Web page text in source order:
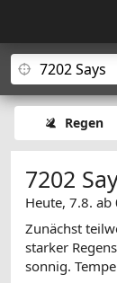
Regen
7202
Heute, 7.8. ab
Zunächst
starker
sonnig.